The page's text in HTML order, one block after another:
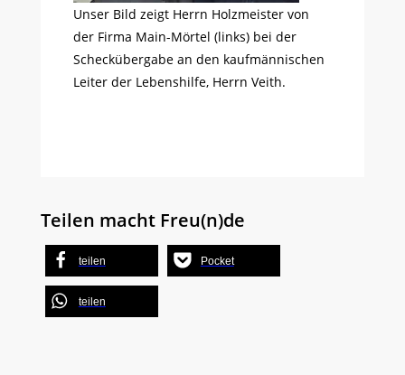
Unser Bild zeigt Herrn Holzmeister von
der Firma Main-Mörtel (links) bei der
Scheckübergabe an den kaufmännischen
Leiter der Lebenshilfe, Herrn Veith.
Teilen macht Freu(n)de
teilen Pocket
teilen